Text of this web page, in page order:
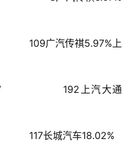
SUV                117长城汽车18.02%